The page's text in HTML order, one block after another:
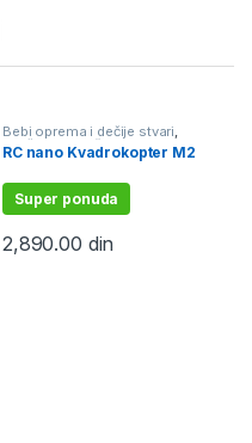
Bebi oprema i dečije stvari
Igračke i igre i školski pribor ,
Igračke na daljinski
RC nano Kvadrokopter M2
Super ponuda
2,890.00 din